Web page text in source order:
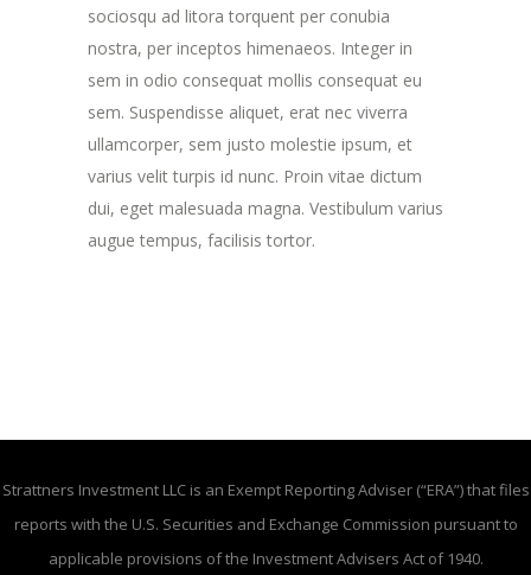
sociosqu ad litora torquent per conubia
nostra, per inceptos himenaeos. Integer in
sem in odio consequat mollis consequat eu
sem. Suspendisse aliquet, erat nec viverra
ullamcorper, sem justo molestie ipsum, et
varius velit turpis id nunc. Proin vitae dictum
dui, eget malesuada magna. Vestibulum varius
augue tempus, facilisis tortor.
Strattners Investment LLC is an Exempt Reporting Adviser (“ERA”) that files
reports with the U.S. Securities and Exchange Commission pursuant to
applicable provisions of the Investment Advisers Act of 1940.